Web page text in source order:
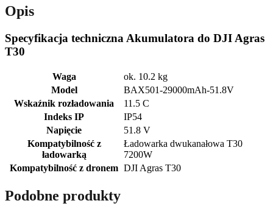
Opis
Specyfikacja techniczna Akumulatora do DJI Agras
T30
Waga
ok. 10.2 kg
Model
BAX501-29000mAh-51.8V
Wskaźnik rozładowania
11.5 C
Indeks IP
IP54
Napięcie
51.8 V
Kompatybilność z
ładowarką
Ładowarka dwukanałowa T30
7200W
Kompatybilność z dronem DJI Agras T30
Podobne produkty